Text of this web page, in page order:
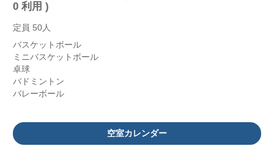
0 利用 )
定員 50人
バスケットボール
ミニバスケットボール
卓球
バドミントン
バレーボール
空室カレンダー